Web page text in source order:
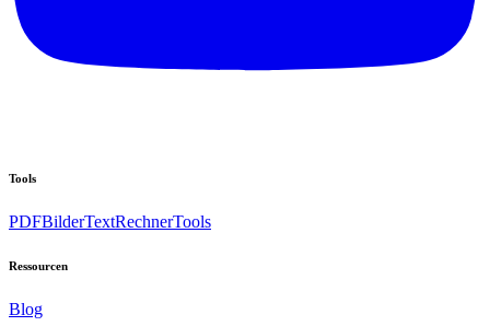
Tools
PDFBilderTextRechnerTools
Ressourcen
Blog